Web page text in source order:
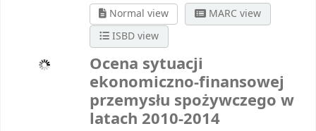
Normal view
MARC view
ISBD view
Ocena sytuacji
ekonomiczno-finansowej
przemysłu spożywczego w
latach 2010-2014